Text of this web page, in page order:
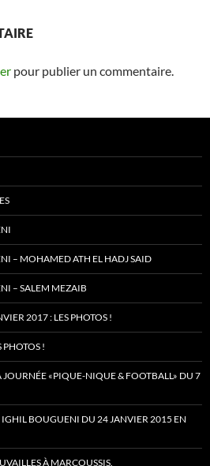
pour publier un commentaire.
– MOHAMED ATH EL HADJ SAID
– SALEM MEZAIB
2017 : LES PHOTOS !
PHOTOS !
JOURNÉE «PIQUE-NIQUE & FOOTBALL» DU 7
IGHIL BOUGUENI DU 24 JANVIER 2015 EN
À MARCOUSSIS.